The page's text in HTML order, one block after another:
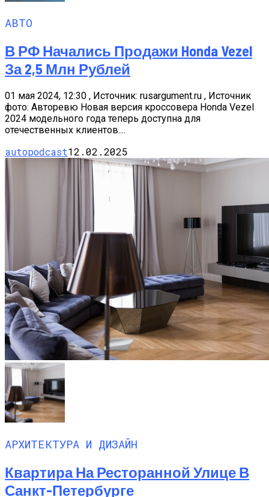
АВТО
В РФ Начались Продажи Honda Vezel
За 2,5 Млн Рублей
01 мая 2024, 12:30 , Источник: rusargument.ru , Источник
фото: Авторевю Новая версия кроссовера Honda Vezel
2024 модельного года теперь доступна для
отечественных клиентов....
autopodcast12.02.2025
АРХИТЕКТУРА И ДИЗАЙН
Квартира На Ресторанной Улице В
Санкт-Петербурге